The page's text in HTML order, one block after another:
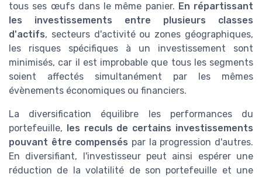
tous ses œufs dans le même panier. En répartissant
les investissements entre plusieurs classes
d'actifs, secteurs d'activité ou zones géographiques,
les risques spécifiques à un investissement sont
minimisés, car il est improbable que tous les segments
soient affectés simultanément par les mêmes
évènements économiques ou financiers.
La diversification équilibre les performances du
portefeuille, les reculs de certains investissements
pouvant être compensés par la progression d'autres.
En diversifiant, l'investisseur peut ainsi espérer une
réduction de la volatilité de son portefeuille et une